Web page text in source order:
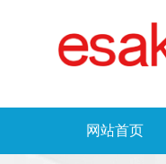
网站首页